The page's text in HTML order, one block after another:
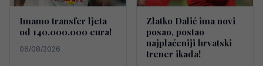
Imamo transfer ljeta
od 140.000.000 eura!
06/08/2026
Zlatko Dalić ima novi
posao, postao
najplaćeniji hrvatski
trener ikada!